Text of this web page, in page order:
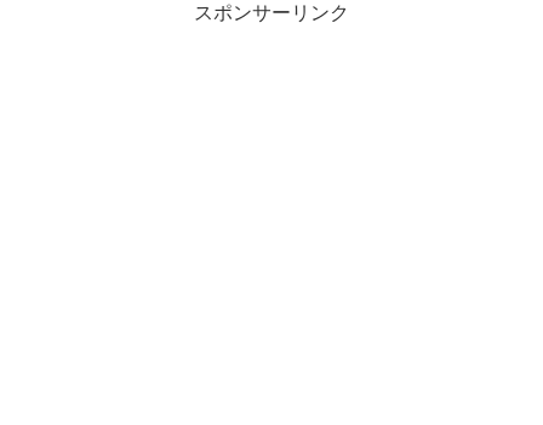
スポンサーリンク